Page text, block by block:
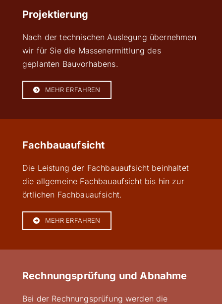
Projektierung
Nach der technischen Auslegung übernehmen
wir für Sie die Massenermittlung des
geplanten Bauvorhabens.
MEHR ERFAHREN
Fachbauaufsicht
Die Leistung der Fachbauaufsicht beinhaltet
die allgemeine Fachbauaufsicht bis hin zur
örtlichen Fachbauaufsicht.
MEHR ERFAHREN
Rechnungsprüfung und Abnahme
Bei der Rechnungsprüfung werden die